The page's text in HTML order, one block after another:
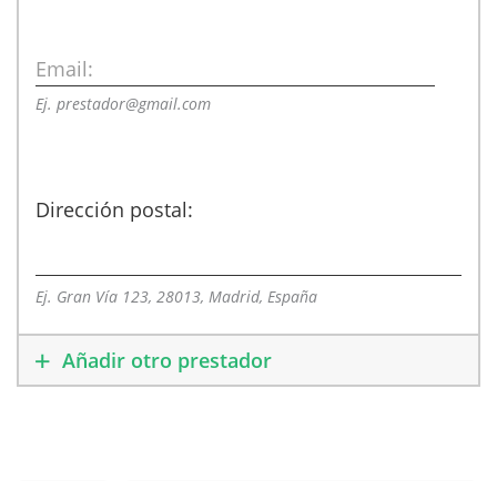
Email:
Ej. prestador@gmail.com
Dirección postal:
Ej. Gran Vía 123, 28013, Madrid, España
Añadir otro prestador